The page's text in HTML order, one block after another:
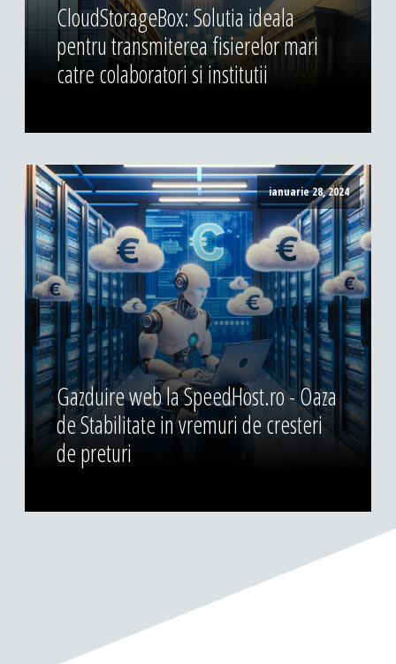
CloudStorageBox: Solutia ideala
pentru transmiterea fisierelor mari
catre colaboratori si institutii
ianuarie 28, 2024
Gazduire web la SpeedHost.ro - Oaza
de Stabilitate in vremuri de cresteri
de preturi